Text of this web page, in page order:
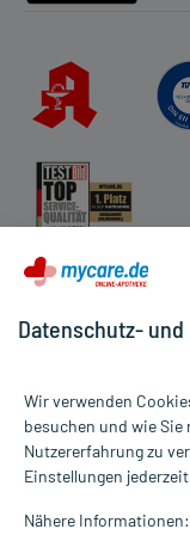
Alle Preise gelten inkl.
Informationen auf
die Untersuchung
Datenschutz-
Wir verwenden
besuchen und wie
Nutzererfahrung zu
Einstellungen
Nähere Informationen: